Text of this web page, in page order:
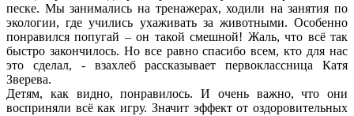
песке. Мы занимались на тренажерах, ходили на занятия по
экологии, где учились ухаживать за животными. Особенно
понравился попугай – он такой смешной! Жаль, что всё так
быстро закончилось. Но все равно спасибо всем, кто для нас
это сделал, - взахлеб рассказывает первоклассница Катя
Зверева.
Детям, как видно, понравилось. И очень важно, что они
восприняли всё как игру. Значит эффект от оздоровительных